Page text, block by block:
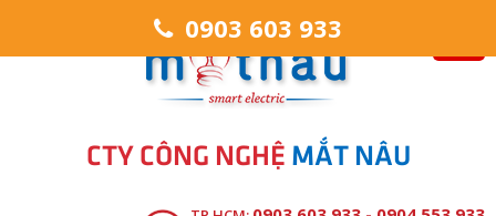
CTY CÔNG NGHỆ MẮT NÂU
0903 603 933